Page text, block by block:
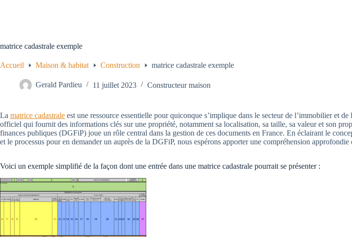
matrice cadastrale exemple
Accueil Maison & habitat Construction matrice cadastrale exemple
Gerald Pardieu 11 juillet 2023 Constructeur maison
La matrice cadastrale est une ressource essentielle pour quiconque s’implique dans le secteur de l’immobilier et de
officiel qui fournit des informations clés sur une propriété, notamment sa localisation, sa taille, sa valeur et son
finances publiques (DGFiP) joue un rôle central dans la gestion de ces documents en France. En éclairant le
et le processus pour en demander un auprès de la DGFiP, nous espérons apporter une compréhension approfondie
Voici un exemple simplifié de la façon dont une entrée dans une matrice cadastrale pourrait se présenter :